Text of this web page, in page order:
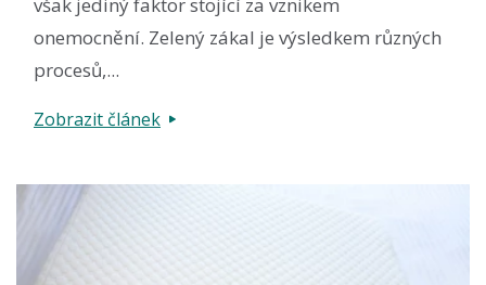
onemocnění. Zelený zákal je výsledkem různých
procesů,...
Zobrazit článek